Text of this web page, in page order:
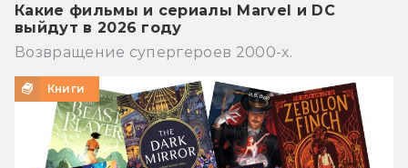
Какие фильмы и сериалы Marvel и DC
выйдут в 2026 году
Возвращение супергероев 2000-х.
Книги